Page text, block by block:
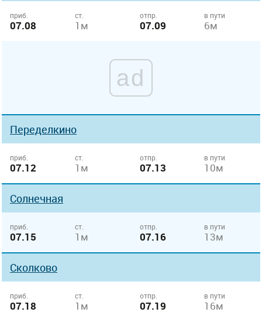
приб.
07.08
ст.
1м
отпр.
07.09
в пути
6м
ad
Переделкино
приб.
07.12
ст.
1м
отпр.
07.13
в пути
10м
Солнечная
приб.
07.15
ст.
1м
отпр.
07.16
в пути
13м
Сколково
приб.
07.18
ст.
1м
отпр.
07.19
в пути
16м